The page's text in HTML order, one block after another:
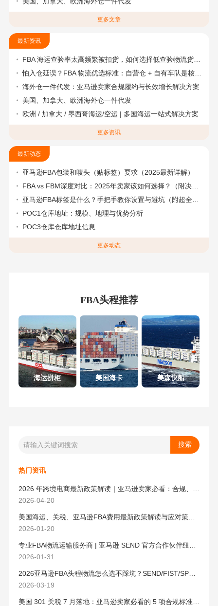
更多文章
最新资讯
FBA 海运查验率太高频繁被扣货，如何选择低查验物流货代？
怕入仓延误？FBA 物流优选标准：自营仓 + 自有车队是核心硬指标
海外仓一件代发：亚马逊卖家合规履约与长效增长解决方案
美国、加拿大、欧洲海外仓一件代发
欧洲 / 加拿大 / 墨西哥海运/空运 | 多国海运一站式解决方案
更多资讯
最新动态
亚马逊FBA包装和唛头（贴标签）要求（2025最新详解）
FBA vs FBM深度对比：2025年卖家该如何选择？（附决策流程图）
亚马逊FBA标签是什么？手把手教你设置与避坑（附超全指南）
POC1仓库地址：规模、地理与优势分析
POC3仓库仓库地址信息
更多动态
FBA头程推荐
海运拼柜 美国海卡 美森快船
热门资讯
2026-04-20
美国海运、关税、亚马逊FBA费用最新政策解读与应对策略（2026版）
2026-01-20
2026-01-31
2026亚马逊FBA头程物流怎么选不踩坑？SEND/FIST/SPN官方认证物流商，只有这家敢承诺“准达率第一”
2026-03-19
美国 301 关税 7 月落地：亚马逊卖家必看的 5 项合规标准与稳交付方案